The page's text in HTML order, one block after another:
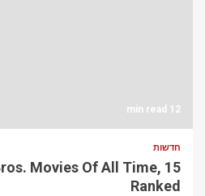
12 min read
חדשות
Bros. Movies Of All Time,
Ranked